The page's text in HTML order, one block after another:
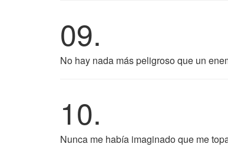
09.
No hay nada más peligroso que un
10.
Nunca me había imaginado que me